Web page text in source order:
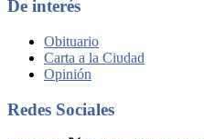
De interés
Obituario
Carta a la Ciudad
Opinión
Redes Sociales